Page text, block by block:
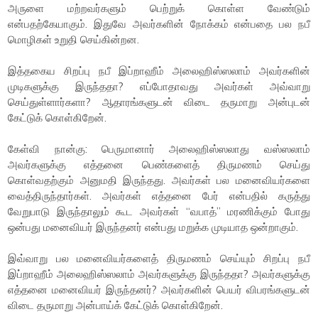
அருளை மற்றவர்களும் பெற்றுக் கொள்ள வேண்டும்
என்பதற்கேயாகும். இதுவே அவர்களின் நோக்கம் என்பதை பல நபீ
மொழிகள் உறுதி செய்கின்றன.
இத்தகைய சிறப்பு நபீ இப்றாஹீம் அலைஹிஸ்ஸலாம் அவர்களின்
முடிகளுக்கு இருந்ததா? எப்போதாவது அவர்கள் அவ்வாறு
செய்துள்ளார்களா? ஆதாரங்களுடன் விடை தருமாறு அன்புடன்
கேட்டுக் கொள்கிறேன்.
கேள்வி நான்கு: பெருமானார் அலைஹிஸ்ஸலாது வஸ்ஸலாம்
அவர்களுக்கு எத்தனை பெண்களைத் திருமணம் செய்து
கொள்வதற்கும் அனுமதி இருந்தது. அவர்கள் பல மனைவியர்களை
வைத்திருந்தார்கள். அவர்கள் எத்தனை பேர் என்பதில் கருத்து
வேறுபாடு இருந்தாலும் கூட அவர்கள் “வபாத்” மரணிக்கும் போது
ஒன்பது மனைவியர் இருந்தனர் என்பது மறுக்க முடியாத ஒன்றாகும்.
இவ்வாறு பல மனைவியர்களைத் திருமணம் செய்யும் சிறப்பு நபீ
இப்றாஹீம் அலைஹிஸ்ஸலாம் அவர்களுக்கு இருந்ததா? அவர்களுக்கு
எத்தனை மனைவியர் இருந்தனர்? அவர்களின் பெயர் விபரங்களுடன்
விடை தருமாறு அன்பாய்க் கேட்டுக் கொள்கிறேன்.